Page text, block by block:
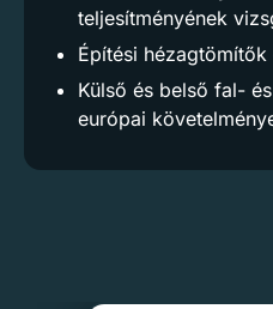
teljesítményének
Építési
Külső és belső fal-
európai